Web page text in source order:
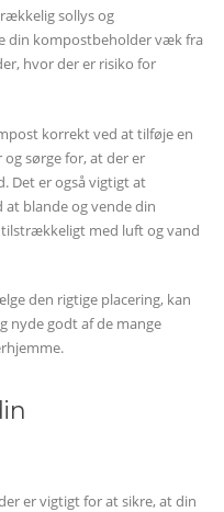
sollys og
din kompostbeholder væk fra
hvor der er risiko for
korrekt ved at tilføje en
sørge for, at der er
Det er også vigtigt at
blande og vende din
med luft og vand
den rigtige placering, kan
nyde godt af de mange
er vigtigt for at sikre, at din